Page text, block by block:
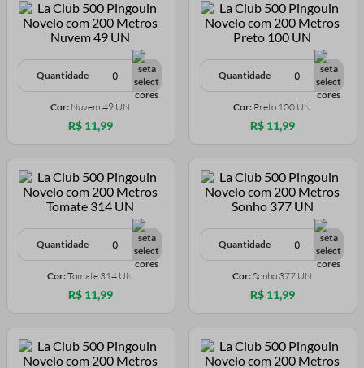
Quantidade
Cor: Nuvem 49 UN
R$ 11,99
Quantidade
Cor: Preto 100 UN
R$ 11,99
Quantidade
Cor:Tomate 314 UN
R$ 11,99
Quantidade
Cor:Sonho 377 UN
R$ 11,99